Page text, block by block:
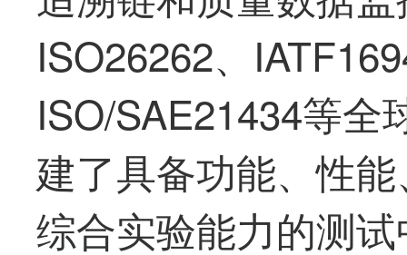
ISO26262、
ISO/SAE21434等全
建了具备功能、性
综合实验能力的测